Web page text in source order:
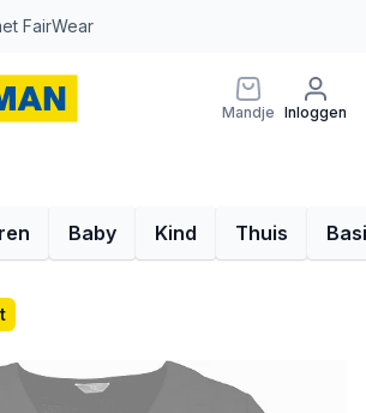
FairWear
Mandje Inloggen
Baby Kind Thuis